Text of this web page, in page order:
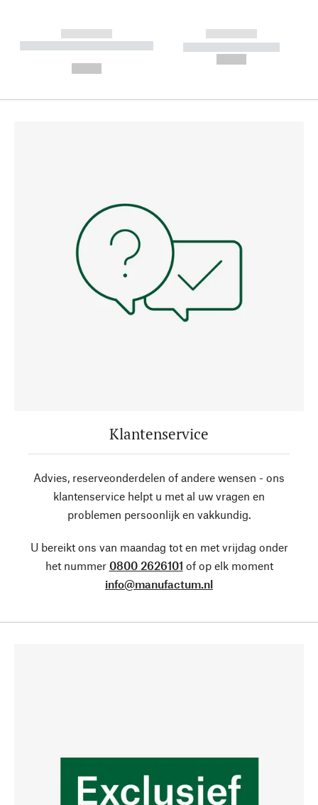
------------
----------- ----------- --------
------------
----------- -----------
Klantenservice
Advies, reserveonderdelen of andere wensen - ons
klantenservice helpt u met al uw vragen en
problemen persoonlijk en vakkundig.
U bereikt ons van maandag tot en met vrijdag onder
het nummer 0800 2626101 of op elk moment
info@manufactum.nl